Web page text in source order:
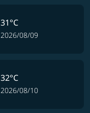
31°C
2026/08/09
32°C
2026/08/10